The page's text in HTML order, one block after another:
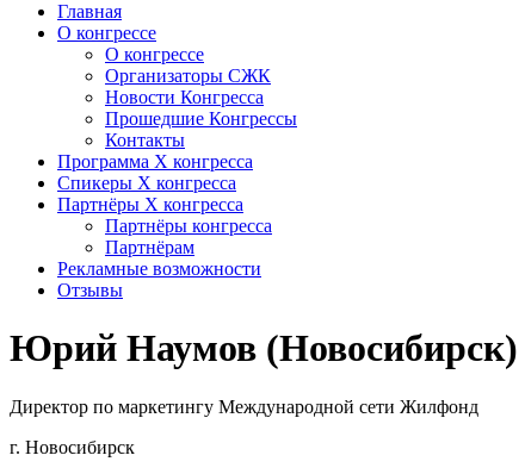
Главная
О конгрессе
О конгрессе
Организаторы СЖК
Новости Конгресса
Прошедшие Конгрессы
Контакты
Программа Х конгресса
Спикеры X конгресса
Партнёры X конгресса
Партнёры конгресса
Партнёрам
Рекламные возможности
Отзывы
Юрий Наумов (Новосибирск)
Директор по маркетингу Международной сети Жилфонд
г. Новосибирск